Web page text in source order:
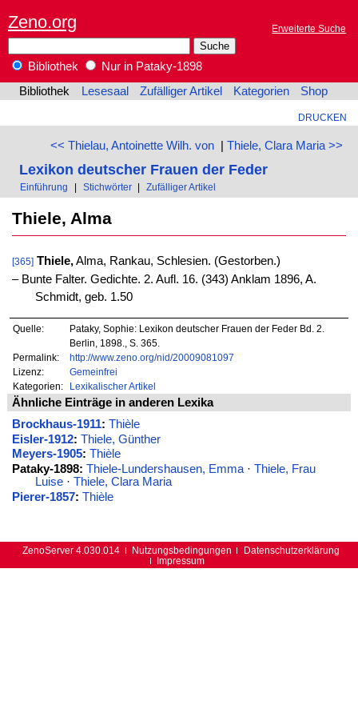
Zeno.org Erweiterte Suche
Bibliothek
Nur in Pataky-1898
Bibliothek
Lesesaal Zufälliger Artikel Kategorien Shop
DRUCKEN
<< Thielau, Antoinette Wilh. von| Thiele, Clara Maria >>
Lexikon deutscher Frauen der Feder
Einführung | Stichwörter | Zufälliger Artikel
Thiele, Alma
[365] Thiele,Alma, Rankau, Schlesien. (Gestorben.)
‒ Bunte Falter. Gedichte. 2. Aufl. 16. (343) Anklam 1896, A.
Schmidt, geb. 1.50
Quelle:
Pataky, Sophie: Lexikon deutscher Frauen der Feder Bd. 2.
Berlin, 1898., S. 365.
Permalink:
http://www.zeno.org/nid/20009081097
Lizenz:
Gemeinfrei
Kategorien:
Lexikalischer Artikel
Ähnliche Einträge in anderen Lexika
Brockhaus-1911: Thièle
Eisler-1912: Thiele, Günther
Meyers-1905: Thièle
Pataky-1898: Thiele-Lundershausen, Emma· Thiele, Frau
Luise· Thiele, Clara Maria
Pierer-1857: Thièle
ZenoServer 4.030.014 Nutzungsbedingungen
Datenschutzerklärung
Impressum